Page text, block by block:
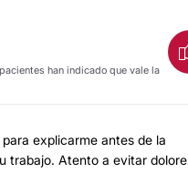
han indicado que vale la
explicarme antes de la
trabajo. Atento a evitar